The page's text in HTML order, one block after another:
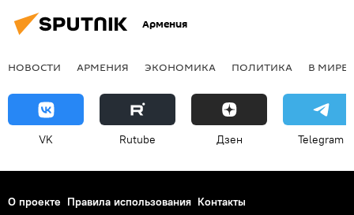
Армения
НОВОСТИ АРМЕНИЯ ЭКОНОМИКА ПОЛИТИКА В МИРЕ
VK Rutube Дзен Telegram
О проекте Правила использования Контакты